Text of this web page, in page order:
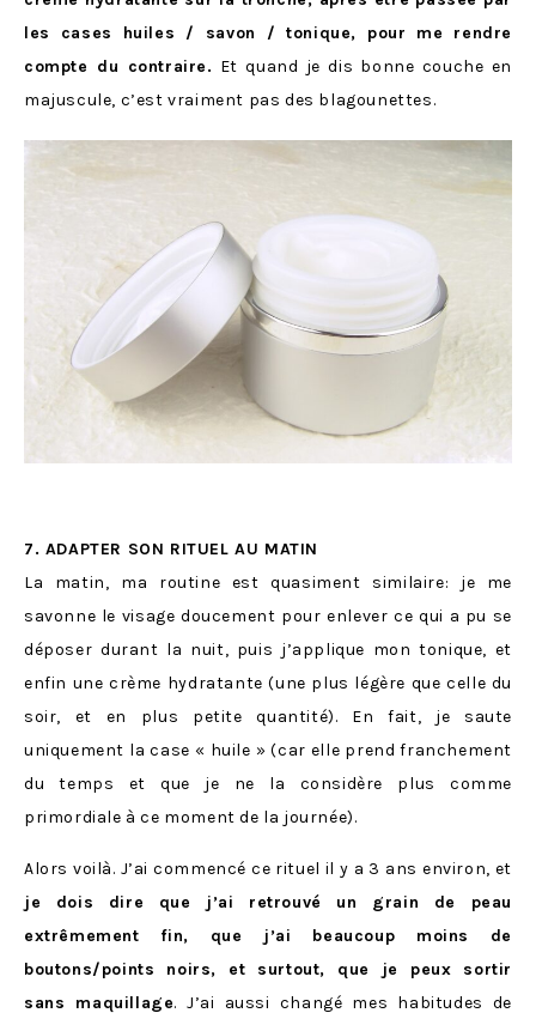
les cases huiles / savon / tonique, pour me rendre
compte du contraire. Et quand je dis bonne couche en
majuscule, c’est vraiment pas des blagounettes.
7. ADAPTER SON RITUEL AU MATIN
La matin, ma routine est quasiment similaire: je me
savonne le visage doucement pour enlever ce qui a pu se
déposer durant la nuit, puis j’applique mon tonique, et
enfin une crème hydratante (une plus légère que celle du
soir, et en plus petite quantité). En fait, je saute
uniquement la case « huile » (car elle prend franchement
du temps et que je ne la considère plus comme
primordiale à ce moment de la journée).
Alors voilà. J’ai commencé ce rituel il y a 3 ans environ, et
je dois dire que j’ai retrouvé un grain de peau
extrêmement fin, que j’ai beaucoup moins de
boutons/points noirs, et surtout, que je peux sortir
sans maquillage. J’ai aussi changé mes habitudes de